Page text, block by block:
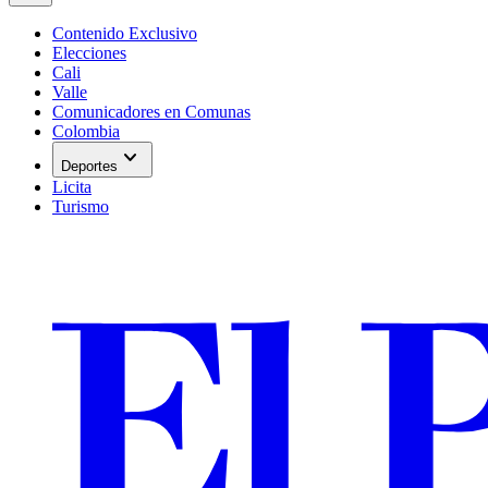
Contenido Exclusivo
Elecciones
Cali
Valle
Comunicadores en Comunas
Colombia
Deportes expand_more
Licita
Turismo